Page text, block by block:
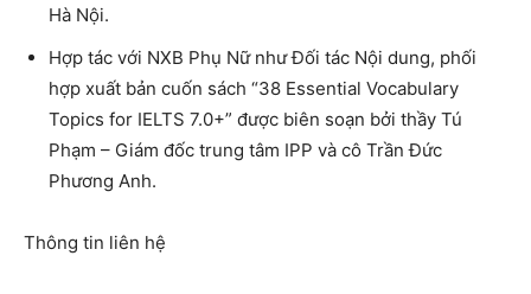
Hà Nội.
Hợp tác với NXB Phụ Nữ như Đối tác Nội dung, phối
hợp xuất bản cuốn sách “38 Essential Vocabulary
Topics for IELTS 7.0+” được biên soạn bởi thầy Tú
Phạm – Giám đốc trung tâm IPP và cô Trần Đức
Phương Anh.
Thông tin liên hệ